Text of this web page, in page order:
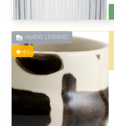
HURTIG LEVERING
4.1